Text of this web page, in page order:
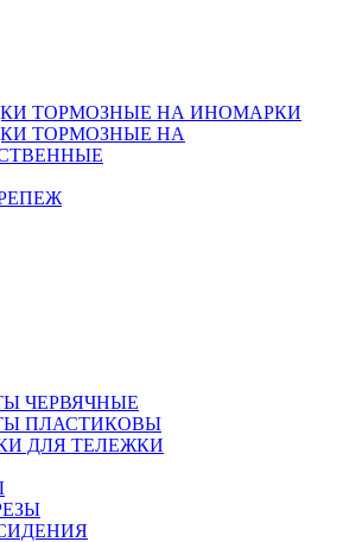
ТОРМОЗНЫЕ НА ИНОМАРКИ
ТОРМОЗНЫЕ НА
ЧЕРВЯЧНЫЕ
ПЛАСТИКОВЫ
ДЛЯ ТЕЛЕЖКИ